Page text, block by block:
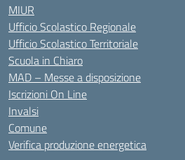
MIUR
Ufficio Scolastico Regionale
Ufficio Scolastico Territoriale
Scuola in Chiaro
MAD – Messe a disposizione
Iscrizioni On Line
Invalsi
Comune
Verifica produzione energetica